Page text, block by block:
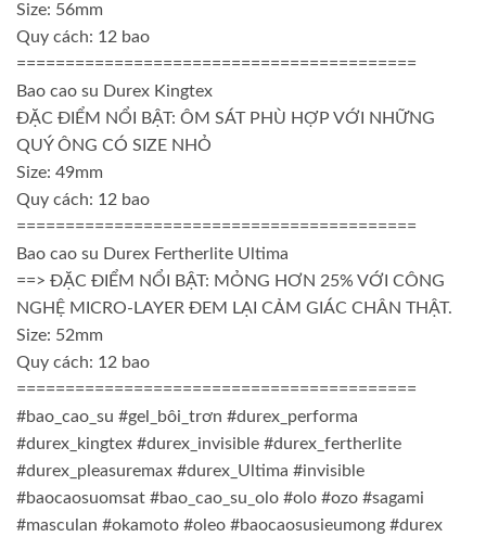
Size: 56mm
Quy cách: 12 bao
=========================================
Bao cao su Durex Kingtex
ĐẶC ĐIỂM NỔI BẬT: ÔM SÁT PHÙ HỢP VỚI NHỮNG
QUÝ ÔNG CÓ SIZE NHỎ
Size: 49mm
Quy cách: 12 bao
=========================================
Bao cao su Durex Fertherlite Ultima
==> ĐẶC ĐIỂM NỔI BẬT: MỎNG HƠN 25% VỚI CÔNG
NGHỆ MICRO-LAYER ĐEM LẠI CẢM GIÁC CHÂN THẬT.
Size: 52mm
Quy cách: 12 bao
=========================================
#bao_cao_su #gel_bôi_trơn #durex_performa
#durex_kingtex #durex_invisible #durex_fertherlite
#durex_pleasuremax #durex_Ultima #invisible
#baocaosuomsat #bao_cao_su_olo #olo #ozo #sagami
#masculan #okamoto #oleo #baocaosusieumong #durex